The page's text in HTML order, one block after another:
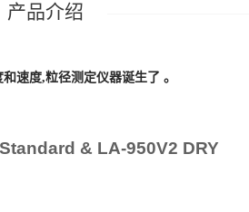
产品介绍
速度,粒径测定仪器诞生了 。
& LA-950V2 DRY